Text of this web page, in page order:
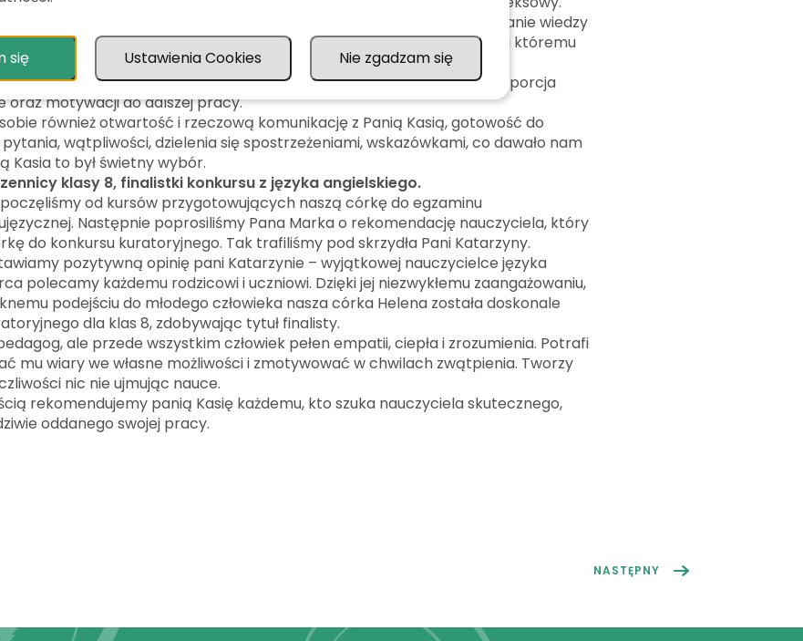
wrażeniem profesjonalizmu i zaangażowania Pani Kasi w przekazywanie wiedzy
podejścia do ucznia – wspierającego, motywującego, dzięki któremu
osiągnięcie ambitnego celu. Zajęcia choć wymagające intensywnej,
w doskonałej atmosferze, a ich efektem była każdorazowo porcja
oraz motywacji do dalszej pracy.
również otwartość i rzeczową komunikację z Panią Kasią, gotowość do
wątpliwości, dzielenia się spostrzeżeniami, wskazówkami, co dawało nam
Kasia to był świetny wybór.
klasy 8, finalistki konkursu z języka angielskiego.
od kursów przygotowujących naszą córkę do egzaminu
Następnie poprosiliśmy Pana Marka o rekomendację nauczyciela, który
do konkursu kuratoryjnego. Tak trafiliśmy pod skrzydła Pani Katarzyny.
pozytywną opinię pani Katarzynie – wyjątkowej nauczycielce języka
polecamy każdemu rodzicowi i uczniowi. Dzięki jej niezwykłemu zaangażowaniu,
podejściu do młodego człowieka nasza córka Helena została doskonale
dla klas 8, zdobywając tytuł finalisty.
ale przede wszystkim człowiek pełen empatii, ciepła i zrozumienia. Potrafi
mu wiary we własne możliwości i zmotywować w chwilach zwątpienia. Tworzy
nic nie ujmując nauce.
rekomendujemy panią Kasię każdemu, kto szuka nauczyciela skutecznego,
oddanego swojej pracy.
NASTĘPNY
się Ustawienia Cookies Nie zgadzam się